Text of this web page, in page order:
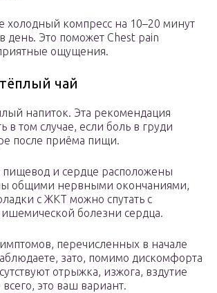
холодный компресс на 10–20 минут
день. Это поможет Chest pain
ощущения.
чай
напиток. Эта рекомендация
в том случае, если боль в груди
после приёма пищи.
пищевод и сердце расположены
общими нервными окончаниями,
с ЖКТ можно спутать с
болезни сердца.
перечисленных в начале
зато, помимо дискомфорта
отрыжка, изжога, вздутие
это ваш вариант.